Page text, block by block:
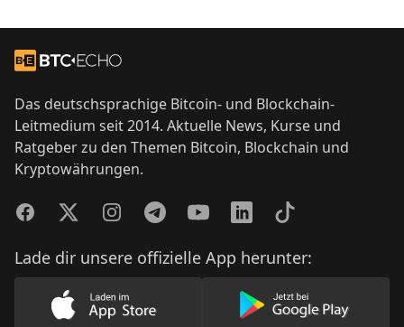
Zur Startseite
Das deutschsprachige Bitcoin- und Blockchain-
Leitmedium seit 2014. Aktuelle News, Kurse und
Ratgeber zu den Themen Bitcoin, Blockchain und
Kryptowährungen.
FacebookTwitterInstagramTelegramYouTubeLinkedInTikTok
Lade dir unsere offizielle App herunter:
Lade unsere App im AppStore herunter
Lade unsere